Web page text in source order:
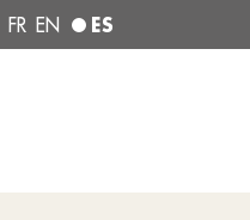
FR EN ES